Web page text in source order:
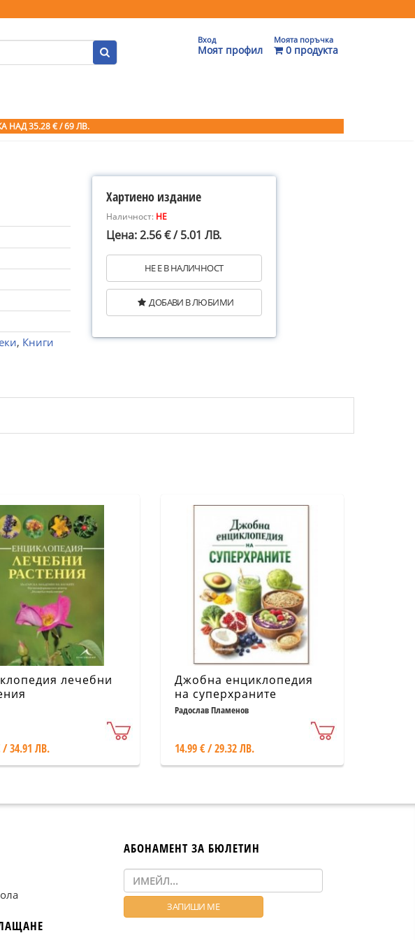
Вход
Моят профил
Моята поръчка
0 продукта
НАД 35.28 € / 69 ЛВ.
, Книги
Хартиено издание
Наличност: НЕ
Цена: 2.56 € / 5.01 ЛВ.
НЕ Е В НАЛИЧНОСТ
ДОБАВИ В ЛЮБИМИ
лечебни
/ 34.91 ЛВ.
Джобна енциклопедия
на суперхраните
Радослав Пламенов
14.99 € / 29.32 ЛВ.
АБОНАМЕНТ ЗА БЮЛЕТИН